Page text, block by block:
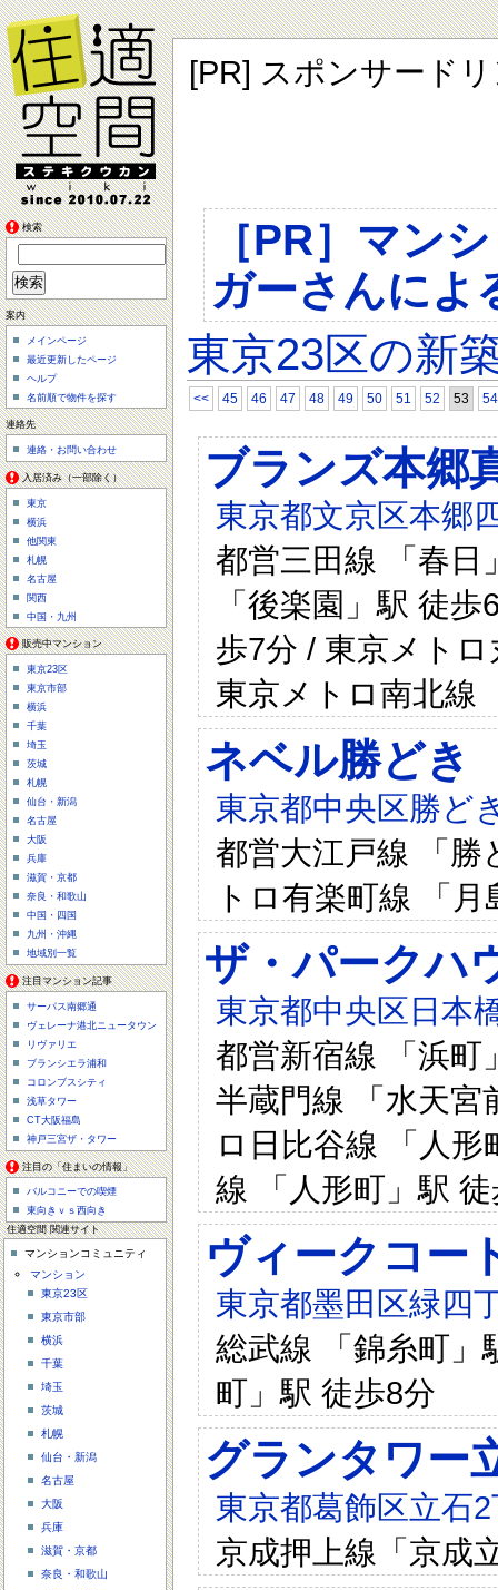
[PR] スポンサード
［PR］マン
ガーさんによ
東京23区の新
<< 45 46 47 48 49 50 51 52 53 54
ブランズ本郷
東京都文京区本郷
都営三田線 「春日
「後楽園」駅 徒
歩7分 / 東京メト
東京メトロ南北線
ネベル勝どき
東京都中央区勝ど
都営大江戸線 「勝
トロ有楽町線 「
ザ・パークハ
東京都中央区日本
都営新宿線 「浜町
半蔵門線 「水天宮
ロ日比谷線 「人
線 「人形町」駅
ヴィークコー
東京都墨田区緑四
総武線 「錦糸町」
町」駅 徒歩8分
グランタワー
東京都葛飾区立石
京成押上線「京成
検索
案内
メインページ
最近更新したページ
ヘルプ
名前順で物件を探す
連絡先
連絡・お問い合わせ
入居済み（一部除く）
東京
横浜
他関東
札幌
名古屋
関西
中国・九州
販売中マンション
東京23区
東京市部
横浜
千葉
埼玉
茨城
札幌
仙台・新潟
名古屋
大阪
兵庫
滋賀・京都
奈良・和歌山
中国・四国
九州・沖縄
地域別一覧
注目マンション記事
サーパス南郷通
ヴェレーナ港北ニュータウン
リヴァリエ
ブランシエラ浦和
コロンブスシティ
浅草タワー
CT大阪福島
神戸三宮ザ・タワー
注目の「住まいの情報」
バルコニーでの喫煙
東向きｖｓ西向き
住適空間 関連サイト
マンションコミュニティ
マンション
東京23区
東京市部
横浜
千葉
埼玉
茨城
札幌
仙台・新潟
名古屋
大阪
兵庫
滋賀・京都
奈良・和歌山